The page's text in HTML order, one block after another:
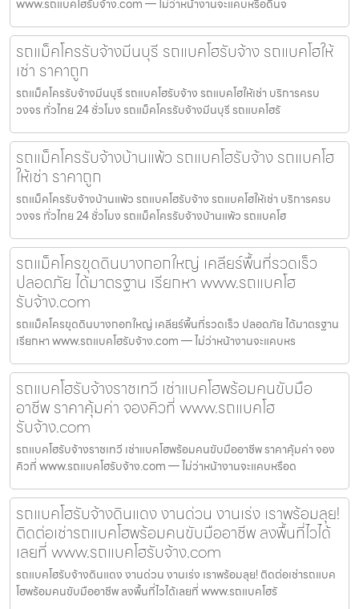
www.รถแบคโฮรับจ้าง.com — ไม่ว่าหน้างานจะแคบหรือดินจ
รถแม็คโครรับจ้างมีนบุรี รถแบคโฮรับจ้าง รถแบคโฮให้
เช่า ราคาถูก
รถแม็คโครรับจ้างมีนบุรี รถแบคโฮรับจ้าง รถแบคโฮให้เช่า บริการครบ
วงจร ทั่วไทย 24 ชั่วโมง รถแม็คโครรับจ้างมีนบุรี รถแบคโฮรั
รถแม็คโครรับจ้างบ้านแพ้ว รถแบคโฮรับจ้าง รถแบคโฮ
ให้เช่า ราคาถูก
รถแม็คโครรับจ้างบ้านแพ้ว รถแบคโฮรับจ้าง รถแบคโฮให้เช่า บริการครบ
วงจร ทั่วไทย 24 ชั่วโมง รถแม็คโครรับจ้างบ้านแพ้ว รถแบคโฮ
รถแม็คโครขุดดินบางกอกใหญ่ เคลียร์พื้นที่รวดเร็ว
ปลอดภัย ได้มาตรฐาน เรียกหา www.รถแบคโฮ
รับจ้าง.com
รถแม็คโครขุดดินบางกอกใหญ่ เคลียร์พื้นที่รวดเร็ว ปลอดภัย ได้มาตรฐาน
เรียกหา www.รถแบคโฮรับจ้าง.com — ไม่ว่าหน้างานจะแคบหร
รถแบคโฮรับจ้างราชเทวี เช่าแบคโฮพร้อมคนขับมือ
อาชีพ ราคาคุ้มค่า จองคิวที่ www.รถแบคโฮ
รับจ้าง.com
รถแบคโฮรับจ้างราชเทวี เช่าแบคโฮพร้อมคนขับมืออาชีพ ราคาคุ้มค่า จอง
คิวที่ www.รถแบคโฮรับจ้าง.com — ไม่ว่าหน้างานจะแคบหรือด
รถแบคโฮรับจ้างดินแดง งานด่วน งานเร่ง เราพร้อมลุย!
ติดต่อเช่ารถแบคโฮพร้อมคนขับมืออาชีพ ลงพื้นที่ไวได้
เลยที่ www.รถแบคโฮรับจ้าง.com
รถแบคโฮรับจ้างดินแดง งานด่วน งานเร่ง เราพร้อมลุย! ติดต่อเช่ารถแบค
โฮพร้อมคนขับมืออาชีพ ลงพื้นที่ไวได้เลยที่ www.รถแบคโฮรั